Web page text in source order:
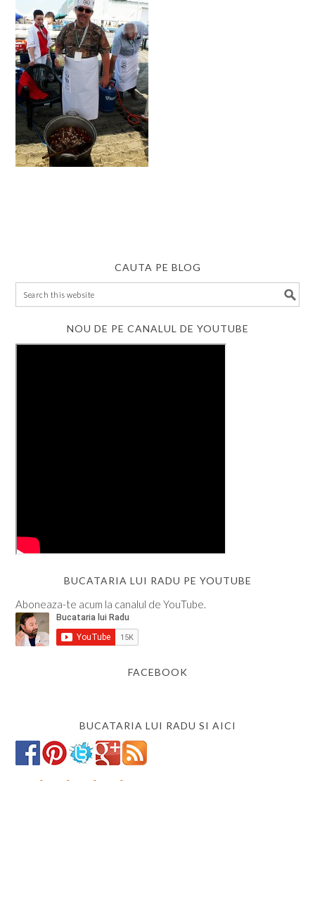
CAUTA PE BLOG
NOU DE PE CANALUL DE YOUTUBE
BUCATARIA LUI RADU PE YOUTUBE
Aboneaza-te acum la canalul de YouTube.
FACEBOOK
BUCATARIA LUI RADU SI AICI